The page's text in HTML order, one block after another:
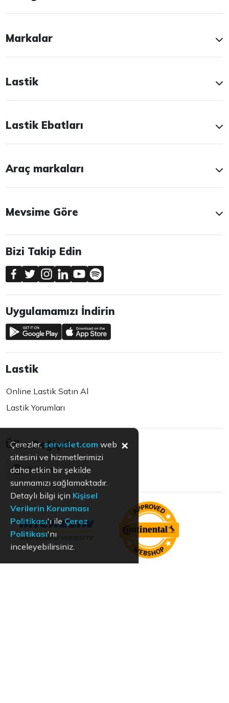
Markalar
Lastik
Lastik Ebatları
Araç markaları
Mevsime Göre
Bizi Takip Edin
Uygulamamızı İndirin
Lastik
Online Lastik Satın Al
Lastik Yorumları
Ülke Değiştir
Türkiye
Çerezler, servislet.com web
sitesini ve hizmetlerimizi
daha etkin bir şekilde
sunmamızı sağlamaktadır.
Detaylı bilgi için Kişisel
Verilerin Korunması
Politikası'ı ileÇerez
Politikası'nı
inceleyebilirsiniz.
×